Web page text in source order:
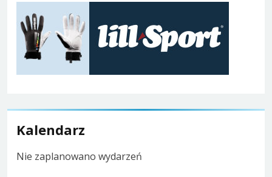
Kalendarz
Nie zaplanowano wydarzeń